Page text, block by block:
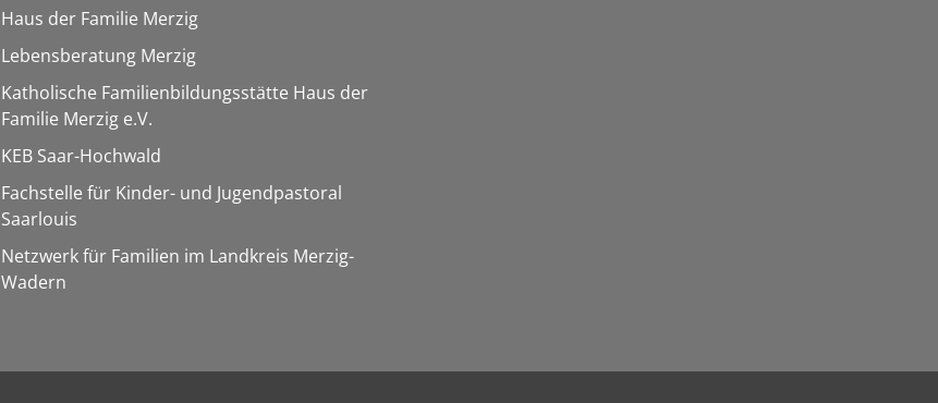
Haus der Familie Merzig
Lebensberatung Merzig
Katholische Familienbildungsstätte Haus der
Familie Merzig e.V.
KEB Saar-Hochwald
Fachstelle für Kinder- und Jugendpastoral
Saarlouis
Netzwerk für Familien im Landkreis Merzig-
Wadern